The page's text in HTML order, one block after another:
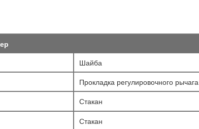
Шайба
Прокладка регулировочного рычага
Стакан
Стакан